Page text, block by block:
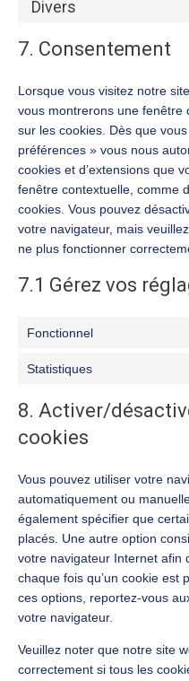
Divers
7. Consentement
Lorsque vous visitez notre
vous montrerons une fenêtre
sur les cookies. Dès que
préférences » vous nous
cookies et d’extensions que
fenêtre contextuelle, comme
cookies. Vous pouvez
votre navigateur, mais
ne plus fonctionner
7.1 Gérez vos
Fonctionnel
Statistiques
8. Activer/
cookies
Vous pouvez utiliser votre
automatiquement ou
également spécifier que
placés. Une autre option
votre navigateur Internet afin
chaque fois qu’un cookie est
ces options, reportez-vous
votre navigateur.
Veuillez noter que notre site
correctement si tous les